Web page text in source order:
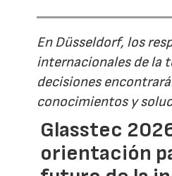
En Düsseldorf, los
internacionales de la
decisiones
conocimientos y
Glasstec
orientación